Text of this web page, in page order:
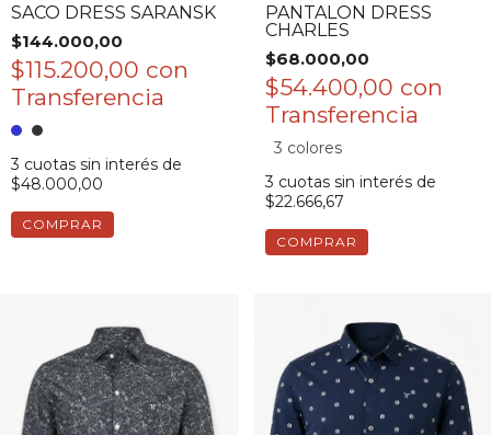
SACO DRESS SARANSK
$144.000,00
$115.200,00 con
3 cuotas sin interés de
$48.000,00
COMPRAR
PANTALON DRESS
CHARLES
$68.000,00
$54.400,00 con
3 colores
3 cuotas sin interés de
$22.666,67
COMPRAR